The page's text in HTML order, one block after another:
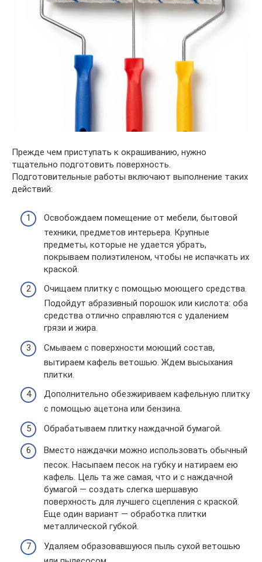
Прежде чем приступать к окрашиванию, нужно
тщательно подготовить поверхность.
Подготовительные работы включают выполнение таких
действий:
Освобождаем помещение от мебели, бытовой
техники, предметов интерьера. Крупные
предметы, которые не удается убрать,
покрываем полиэтиленом, чтобы не испачкать их
краской.
Очищаем плитку с помощью моющего средства.
Подойдут абразивный порошок или кислота: оба
средства отлично справляются с удалением
грязи и жира.
Смываем с поверхности моющий состав,
вытираем кафель ветошью. Ждем высыхания
плитки.
Дополнительно обезжириваем кафельную плитку
с помощью ацетона или бензина.
Обрабатываем плитку наждачной бумагой.
Вместо наждачки можно использовать обычный
песок. Насыпаем песок на губку и натираем ею
кафель. Цель та же самая, что и с наждачной
бумагой — создать слегка шершавую
поверхность для лучшего сцепления с краской.
Еще один вариант — обработка плитки
металлической губкой.
Удаляем образовавшуюся пыль сухой ветошью